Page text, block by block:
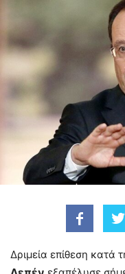
Δριμεία επίθεση κατά